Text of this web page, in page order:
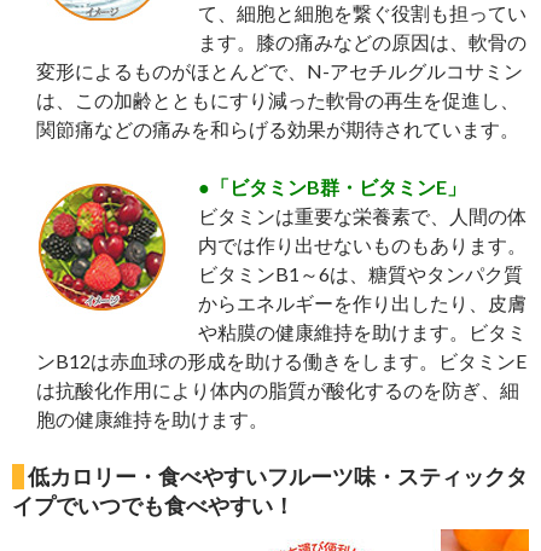
て、細胞と細胞を繋ぐ役割も担ってい
ます。膝の痛みなどの原因は、軟骨の
変形によるものがほとんどで、N-アセチルグルコサミン
は、この加齢とともにすり減った軟骨の再生を促進し、
関節痛などの痛みを和らげる効果が期待されています。
●「ビタミンB群・ビタミンE」
ビタミンは重要な栄養素で、人間の体
内では作り出せないものもあります。
ビタミンB1～6は、糖質やタンパク質
からエネルギーを作り出したり、皮膚
や粘膜の健康維持を助けます。ビタミ
ンB12は赤血球の形成を助ける働きをします。ビタミンE
は抗酸化作用により体内の脂質が酸化するのを防ぎ、細
胞の健康維持を助けます。
低カロリー・食べやすいフルーツ味・スティックタ
イプでいつでも食べやすい！